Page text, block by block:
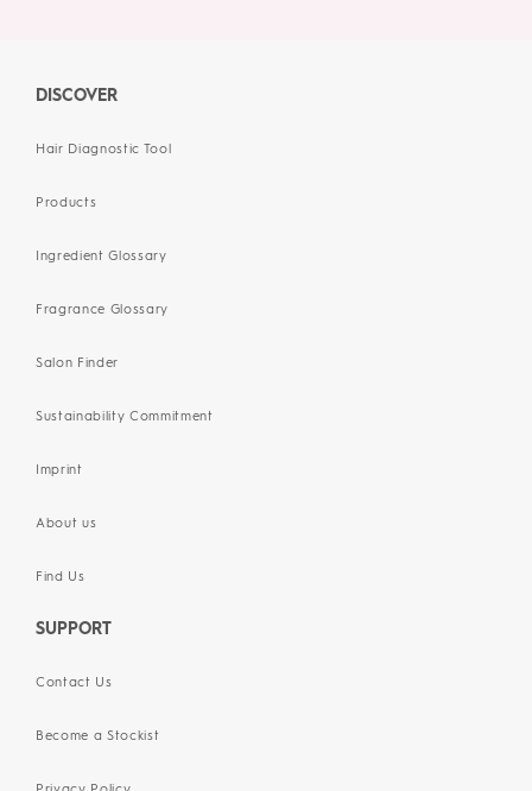
DISCOVER
Hair Diagnostic Tool
Products
Ingredient Glossary
Fragrance Glossary
Salon Finder
Sustainability Commitment
Imprint
About us
Find Us
SUPPORT
Contact Us
Become a Stockist